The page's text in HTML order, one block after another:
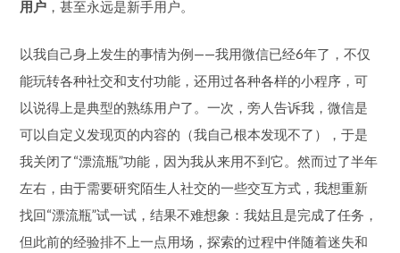
用户，甚至永远是新手用户。
以我自己身上发生的事情为例——我用微信已经6年了，不仅
能玩转各种社交和支付功能，还用过各种各样的小程序，可
以说得上是典型的熟练用户了。一次，旁人告诉我，微信是
可以自定义发现页的内容的（我自己根本发现不了），于是
我关闭了“漂流瓶”功能，因为我从来用不到它。然而过了半年
左右，由于需要研究陌生人社交的一些交互方式，我想重新
找回“漂流瓶”试一试，结果不难想象：我姑且是完成了任务，
但此前的经验排不上一点用场，探索的过程中伴随着迷失和